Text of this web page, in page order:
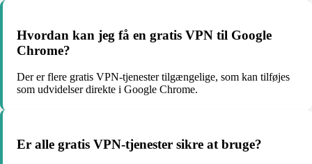
Hvordan kan jeg få en gratis VPN til Google
Chrome?
Der er flere gratis VPN-tjenester tilgængelige, som kan tilføjes
som udvidelser direkte i Google Chrome.
Er alle gratis VPN-tjenester sikre at bruge?